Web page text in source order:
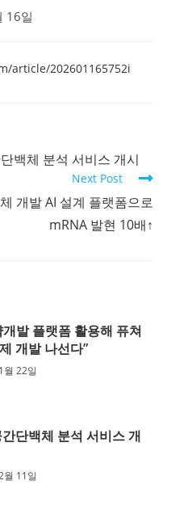
16일
article/202601165752i
백체 분석 서비스 개시
Next Post
개발 AI 설계 플랫폼으로
mRNA 발현 10배↑
발 플랫폼 활용해 퓨쳐
개발 나선다”
22일
단백체 분석 서비스 개
11일